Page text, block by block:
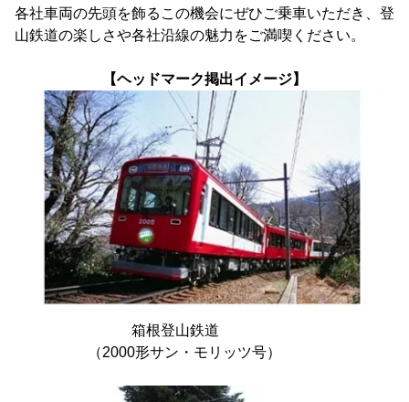
各社車両の先頭を飾るこの機会にぜひご乗車いただき、登
山鉄道の楽しさや各社沿線の魅力をご満喫ください。
【ヘッドマーク掲出イメージ】
箱根登山鉄道
（2000形サン・モリッツ号）